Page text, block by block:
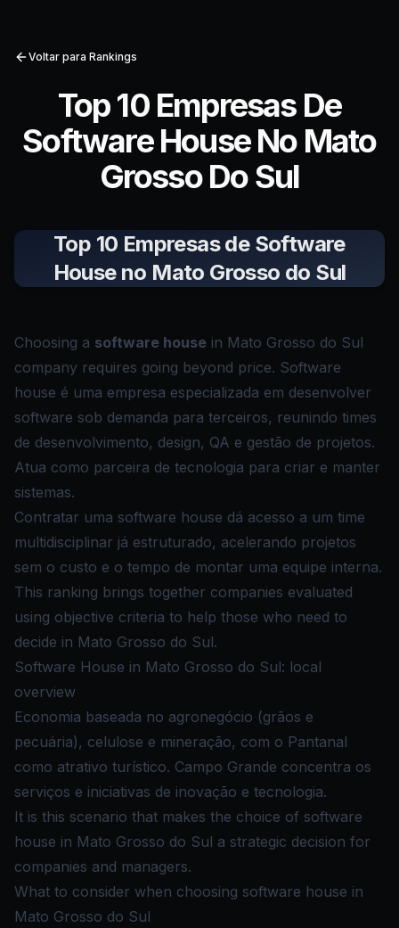
Voltar para Rankings
Top 10 Empresas De
Software House No Mato
Grosso Do Sul
Top 10 Empresas de Software
House no Mato Grosso do Sul
Choosing a software house in Mato Grosso do Sul
company requires going beyond price. Software
house é uma empresa especializada em desenvolver
software sob demanda para terceiros, reunindo times
de desenvolvimento, design, QA e gestão de projetos.
Atua como parceira de tecnologia para criar e manter
sistemas.
Contratar uma software house dá acesso a um time
multidisciplinar já estruturado, acelerando projetos
sem o custo e o tempo de montar uma equipe interna.
This ranking brings together companies evaluated
using objective criteria to help those who need to
decide in Mato Grosso do Sul.
Software House in Mato Grosso do Sul: local
overview
Economia baseada no agronegócio (grãos e
pecuária), celulose e mineração, com o Pantanal
como atrativo turístico. Campo Grande concentra os
serviços e iniciativas de inovação e tecnologia.
It is this scenario that makes the choice of software
house in Mato Grosso do Sul a strategic decision for
companies and managers.
What to consider when choosing software house in
Mato Grosso do Sul